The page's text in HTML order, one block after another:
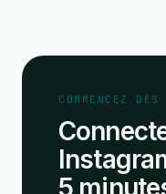
COMMENCEZ
5